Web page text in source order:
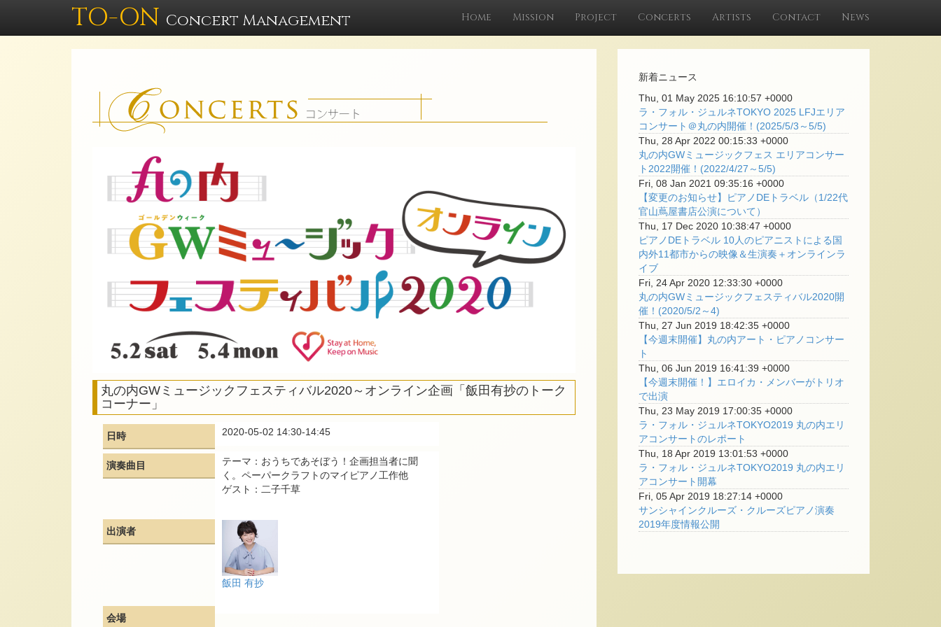
TO-ON Concert Management Home Mission Project Concerts Artists Contact News
丸の内GWミュージックフェスティバル2020～オンライン企画「飯田有抄のトーク
コーナー」
日時 2020-05-02 14:30-14:45
演奏曲目
テーマ：おうちであそぼう！企画担当者に聞
く。ペーパークラフトのマイピアノ工作他
ゲスト：二子千草
出演者
飯田 有抄
会場
新着ニュース
Thu, 01 May 2025 16:10:57 +0000
ラ・フォル・ジュルネTOKYO 2025 LFJエリア
コンサート＠丸の内開催！(2025/5/3～5/5)
Thu, 28 Apr 2022 00:15:33 +0000
丸の内GWミュージックフェス エリアコンサー
ト2022開催！(2022/4/27～5/5)
Fri, 08 Jan 2021 09:35:16 +0000
【変更のお知らせ】ピアノDEトラベル（1/22代
官山蔦屋書店公演について）
Thu, 17 Dec 2020 10:38:47 +0000
ピアノDEトラベル 10人のピアニストによる国
内外11都市からの映像＆生演奏＋オンラインラ
イブ
Fri, 24 Apr 2020 12:33:30 +0000
丸の内GWミュージックフェスティバル2020開
催！(2020/5/2～4)
Thu, 27 Jun 2019 18:42:35 +0000
【今週末開催】丸の内アート・ピアノコンサー
ト
Thu, 06 Jun 2019 16:41:39 +0000
【今週末開催！】エロイカ・メンバーがトリオ
で出演
Thu, 23 May 2019 17:00:35 +0000
ラ・フォル・ジュルネTOKYO2019 丸の内エリ
アコンサートのレポート
Thu, 18 Apr 2019 13:01:53 +0000
ラ・フォル・ジュルネTOKYO2019 丸の内エリ
アコンサート開幕
Fri, 05 Apr 2019 18:27:14 +0000
サンシャインクルーズ・クルーズピアノ演奏
2019年度情報公開